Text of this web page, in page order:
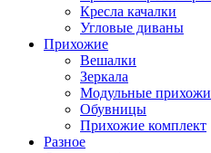
Кресла качалки
Угловые диваны
Прихожие
Вешалки
Зеркала
Модульные
Обувницы
Прихожие комплект
Разное